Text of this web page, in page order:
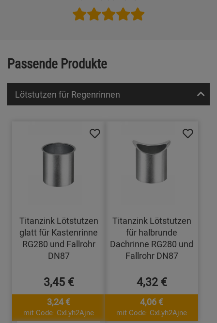
Passende Produkte
Lötstutzen für Regenrinnen
Titanzink Lötstutzen
glatt für Kastenrinne
RG280 und Fallrohr
DN87
3,45 €
3,24 €
mit Code: CxLyh2Ajne
Titanzink Lötstutzen
für halbrunde
Dachrinne RG280 und
Fallrohr DN87
4,32 €
4,06 €
mit Code: CxLyh2Ajne